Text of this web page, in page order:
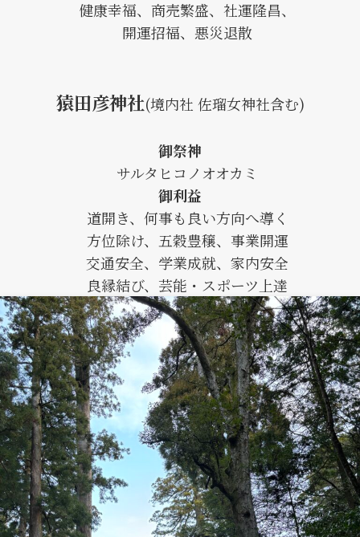
健康幸福、商売繁盛、社運隆昌、
開運招福、悪災退散
猿田彦神社(境内社 佐瑠女神社含む)
御祭神
サルタヒコノオオカミ
御利益
道開き、何事も良い方向へ導く
方位除け、五穀豊穣、事業開運
交通安全、学業成就、家内安全
良縁結び、芸能・スポーツ上達